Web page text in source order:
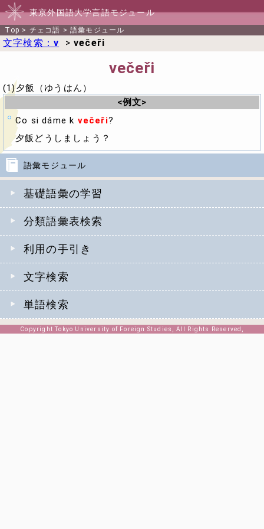
東京外国語大学言語モジュール
Top > チェコ語 >語彙モジュール
語彙モジュール
基礎語彙の学習
分類語彙表検索
利用の手引き
文字検索
単語検索
文字検索： v >večeři
večeři
(1)夕飯（ゆうはん）
<例文>
Co si dáme k večeři?
夕飯どうしましょう？
Copyright Tokyo University of Foreign Studies, All Rights Reserved,